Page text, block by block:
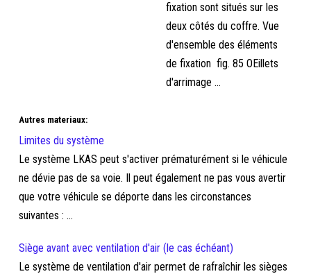
fixation sont situés sur les
deux côtés du coffre. Vue
d'ensemble des éléments
de fixation fig. 85 OEillets
d'arrimage ...
Autres materiaux:
Limites du système
Le système LKAS peut s'activer prématurément si le véhicule
ne dévie pas de sa voie. Il peut également ne pas vous avertir
que votre véhicule se déporte dans les circonstances
suivantes : ...
Siège avant avec ventilation d'air (le cas échéant)
Le système de ventilation d'air permet de rafraîchir les sièges